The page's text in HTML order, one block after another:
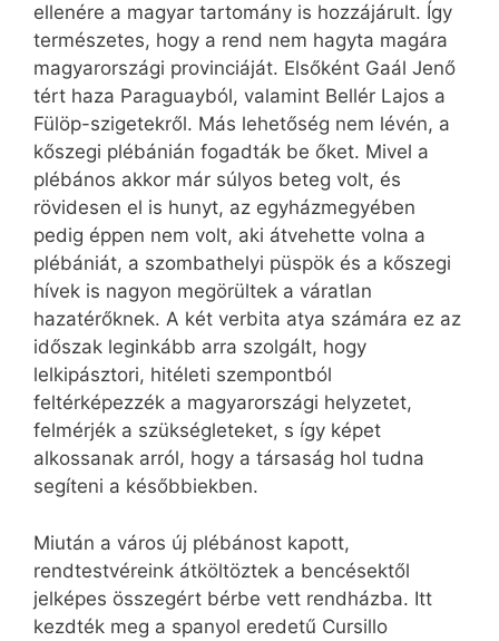
ellenére a magyar tartomány is hozzájárult. Így
természetes, hogy a rend nem hagyta magára
magyarországi provinciáját. Elsőként Gaál Jenő
tért haza Paraguayból, valamint Bellér Lajos a
Fülöp-szigetekről. Más lehetőség nem lévén, a
kőszegi plébánián fogadták be őket. Mivel a
plébános akkor már súlyos beteg volt, és
rövidesen el is hunyt, az egyházmegyében
pedig éppen nem volt, aki átvehette volna a
plébániát, a szombathelyi püspök és a kőszegi
hívek is nagyon megörültek a váratlan
hazatérőknek. A két verbita atya számára ez az
időszak leginkább arra szolgált, hogy
lelkipásztori, hitéleti szempontból
feltérképezzék a magyarországi helyzetet,
felmérjék a szükségleteket, s így képet
alkossanak arról, hogy a társaság hol tudna
segíteni a későbbiekben.
Miután a város új plébánost kapott,
rendtestvéreink átköltöztek a bencésektől
jelképes összegért bérbe vett rendházba. Itt
kezdték meg a spanyol eredetű Cursillo